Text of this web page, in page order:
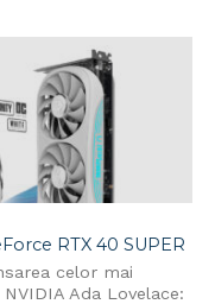
RTX 40 SUPER
celor mai
Ada Lovelace: